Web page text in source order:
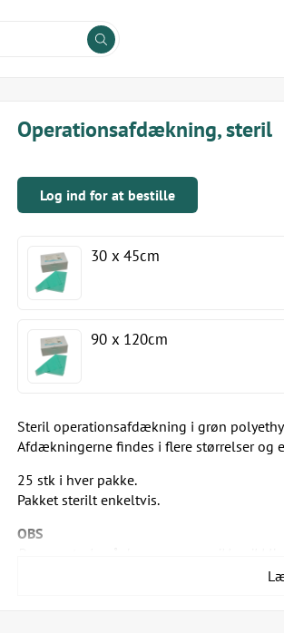
Operationsafdækning, steril
Log ind for at bestille
30 x 45cm
90 x 120cm
Steril operationsafdækning i grøn
Afdækningerne findes i flere størrelser
25 stk i hver pakke.
Pakket sterilt enkeltvis.
OBS